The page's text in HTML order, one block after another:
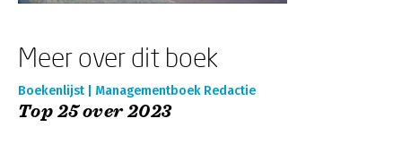
Meer over dit boek
Boekenlijst | Managementboek Redactie
Top 25 over 2023